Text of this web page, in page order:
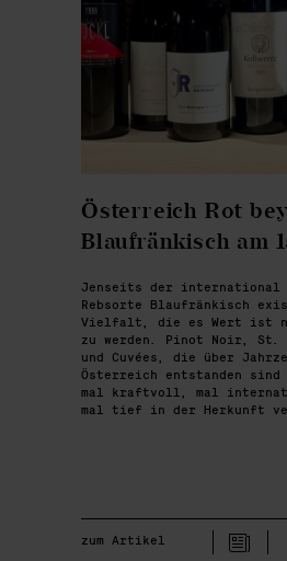
Österreich Rot
Blaufränkisch am
Jenseits der international
Rebsorte Blaufränkisch
Vielfalt, die es Wert ist
zu werden. Pinot Noir, St.
und Cuvées, die über
Österreich entstanden sind
mal kraftvoll, mal
mal tief in der Herkunft
zum Artikel